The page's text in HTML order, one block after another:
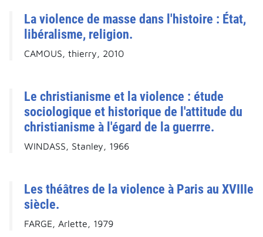
La violence de masse dans l'histoire : État,
libéralisme, religion.
CAMOUS, thierry, 2010
Le christianisme et la violence : étude
sociologique et historique de l'attitude du
christianisme à l'égard de la guerrre.
WINDASS, Stanley, 1966
Les théâtres de la violence à Paris au XVIIIe
siècle.
FARGE, Arlette, 1979